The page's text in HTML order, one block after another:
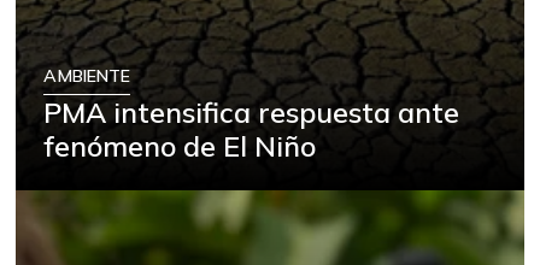
AMBIENTE
PMA intensifica respuesta ante
fenómeno de El Niño